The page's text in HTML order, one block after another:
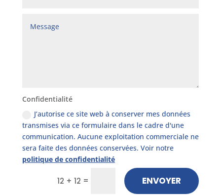
Confidentialité
J’autorise ce site web à conserver mes données
transmises via ce formulaire dans le cadre d'une
communication. Aucune exploitation commerciale ne
sera faite des données conservées. Voir notre
politique de confidentialité
12 + 12 = ENVOYER